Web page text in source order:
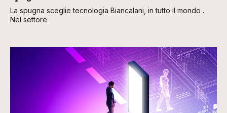
La spugna sceglie tecnologia Biancalani, in tutto il mondo .
Nel settore